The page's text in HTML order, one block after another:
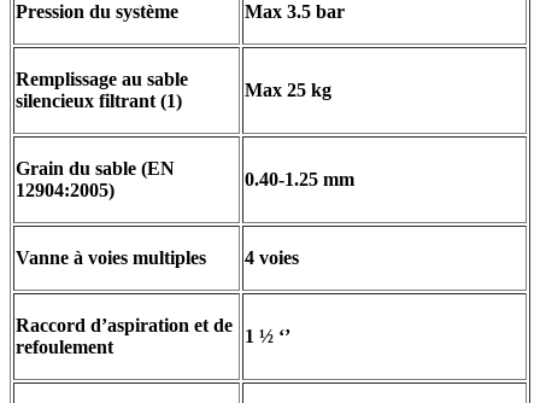
Pression du système Max 3.5 bar
Remplissage au sable
silencieux filtrant (1)
Max 25 kg
Grain du sable (EN
12904:2005)
0.40-1.25 mm
Vanne à voies multiples 4 voies
Raccord d’aspiration et de
refoulement
1 ½ ‘’